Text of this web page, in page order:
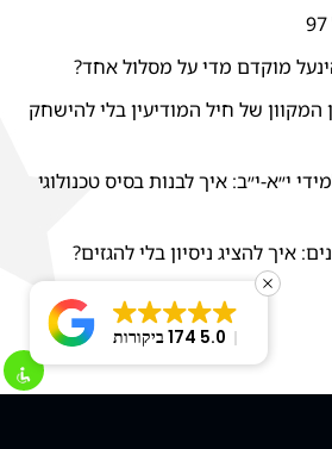
מוקדם מדי על מסלול אחד?
המקוון של חיל המודיעין בלי להישחק
י״א-י״ב: איך לבנות בסיס טכנולוגי
איך להציג ניסיון בלי להגזים?
5.0